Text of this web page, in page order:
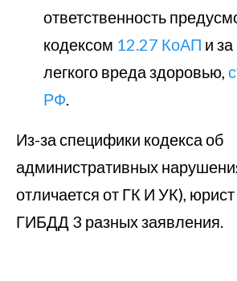
ответственность
кодексом 12.27 КоАП и
легкого вреда здоровью,
РФ.
Из-за специфики кодекса об
административных
отличается от ГК И УК),
ГИБДД 3 разных заявления.